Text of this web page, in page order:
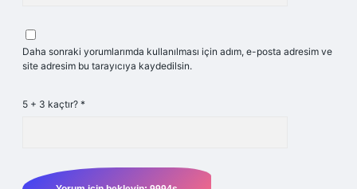
Daha sonraki yorumlarımda kullanılması için adım, e-posta adresim ve
site adresim bu tarayıcıya kaydedilsin.
5 + 3 kaçtır? *